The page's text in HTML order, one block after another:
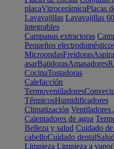
placaVitrocerámicaPlacas
Lavavajillas Lavavajillas
integrables
Campanas extractoras
Pequeños
MicroondasFreidoras
asarBatidorasAmasadores
CocinaTostadoras
Calefacción
Termoventiladores
TérmicosHumidificadores
Climatización Ventiladores
Calentadores de agua
Belleza y salud Cuidado
cabelloCuidado dental
Limpieza Limpieza a vapor